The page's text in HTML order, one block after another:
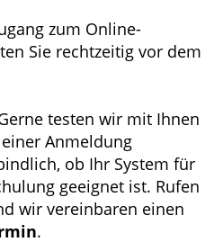
zum Online-
Sie rechtzeitig vor dem
testen wir mit Ihnen
Anmeldung
ob Ihr System für
geeignet ist. Rufen
wir vereinbaren einen
.